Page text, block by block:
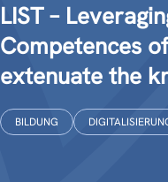
LIST –
Competences
extenuate the
BILDUNG